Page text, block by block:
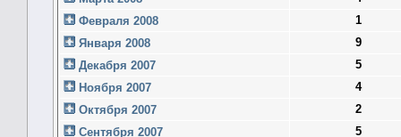
Февраля 2008
1
Января 2008
9
Декабря 2007
5
Ноября 2007
4
Октября 2007
2
Сентября 2007
5